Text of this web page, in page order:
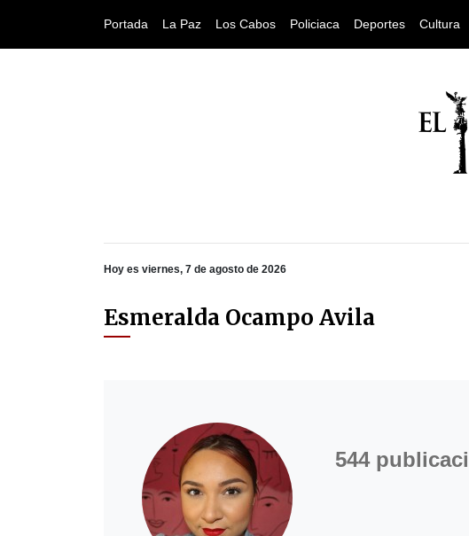
Portada La Paz Los Cabos Policiaca Deportes Cultura
Hoy es viernes, 7 de agosto de 2026
Esmeralda Ocampo Avila
544